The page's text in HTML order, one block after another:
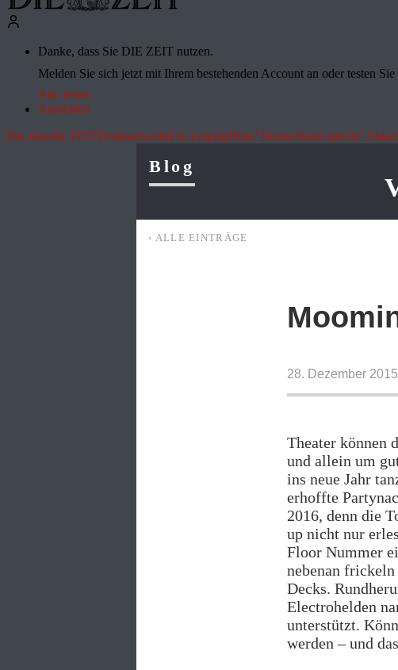
Danke, dass Sie DIE ZEIT nutzen.
Melden Sie sich jetzt mit Ihrem bestehenden Account an oder testen
Abo testen
Anmelden
Die aktuelle ZEITDrohnenvorfall in LeipzigHitze"Deutschland spricht"
Blog
‹ ALLE EINTRÄGE
28. Dezember
Theater können
und allein um
ins neue Jahr
erhoffte
2016, denn die
up nicht nur
Floor Nummer
nebenan
Decks.
Electrohelden
unterstützt.
werden – und